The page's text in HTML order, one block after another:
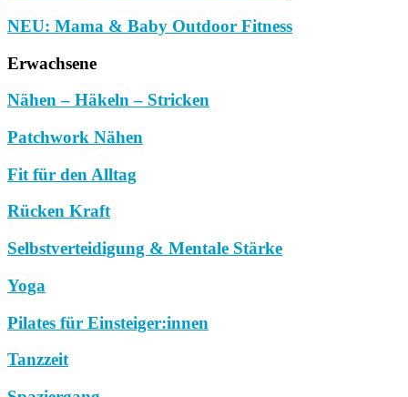
NEU: Mama & Baby Outdoor Fitness
Erwachsene
Nähen – Häkeln – Stricken
Patchwork Nähen
Fit für den Alltag
Rücken Kraft
Selbstverteidigung & Mentale Stärke
Yoga
Pilates für Einsteiger:innen
Tanzzeit